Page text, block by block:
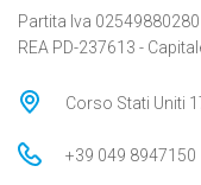
Partita Iva 02549880280
REA PD-237613 -
Corso Stati Uniti
+39 049 8947150